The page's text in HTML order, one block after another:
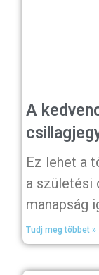
A
Ez lehet a
a születési
manapság
Tudj meg többet »